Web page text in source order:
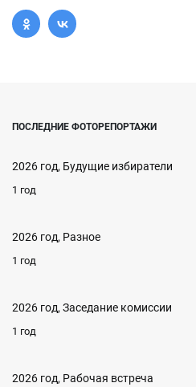
ПОСЛЕДНИЕ ФОТОРЕПОРТАЖИ
2026 год, Будущие избиратели
1 год
2026 год, Разное
1 год
2026 год, Заседание комиссии
1 год
2026 год, Рабочая встреча